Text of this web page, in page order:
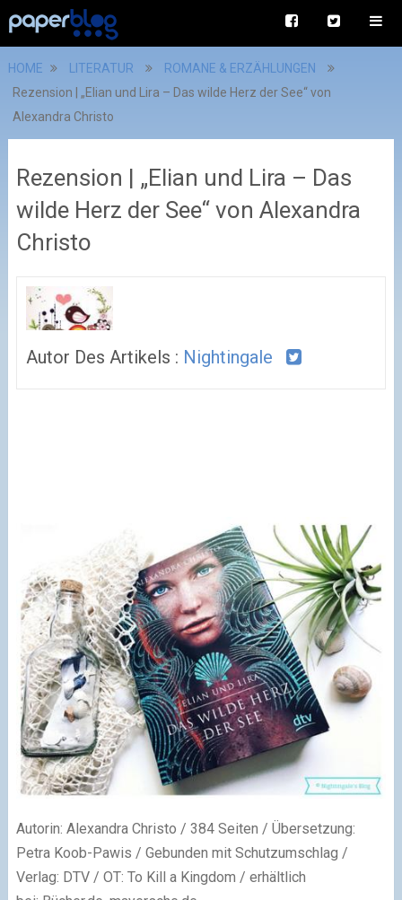
HOME LITERATUR
ROMANE & ERZÄHLUNGEN
Rezension | „Elian und Lira – Das wilde Herz der See“ von
Alexandra Christo
Rezension | „Elian und Lira – Das
wilde Herz der See“ von Alexandra
Christo
Autor Des Artikels : Nightingale
Autorin: Alexandra Christo / 384 Seiten / Übersetzung:
Petra Koob-Pawis / Gebunden mit Schutzumschlag /
Verlag: DTV / OT: To Kill a Kingdom / erhältlich